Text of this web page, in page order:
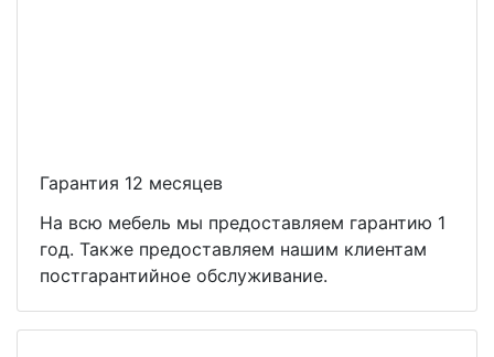
Гарантия 12 месяцев
На всю мебель мы предоставляем гарантию 1
год. Также предоставляем нашим клиентам
постгарантийное обслуживание.